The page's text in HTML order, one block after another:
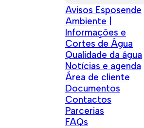
Avisos Esposende
Ambiente |
Informações e
Cortes de Água
Qualidade da água
Notícias e agenda
Área de cliente
Documentos
Contactos
Parcerias
FAQs